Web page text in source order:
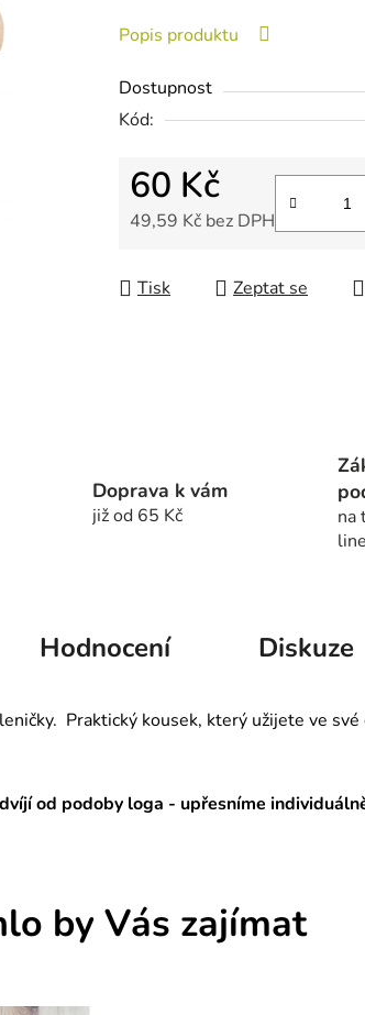
0,0
z
hvězdiček.
Popis produktu
Dostupnost
Kód:
60 Kč
49,59 Kč bez DPH
Tisk Zeptat se
Doprava k vám
již od 65 Kč
na
line
Hodnocení Diskuze
Praktický kousek, který užijete ve
od podoby loga - upřesníme
by Vás zajímat